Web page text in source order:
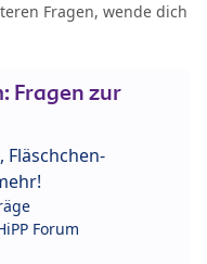
Fragen, wende dich
Fragen zur
Forum